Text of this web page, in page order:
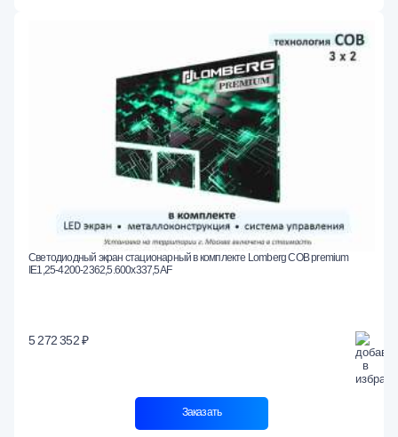
Светодиодный экран стационарный в комплекте Lomberg COB premium
IE1,25-4200-2362,5.600x337,5AF
5 272 352 ₽
Заказать